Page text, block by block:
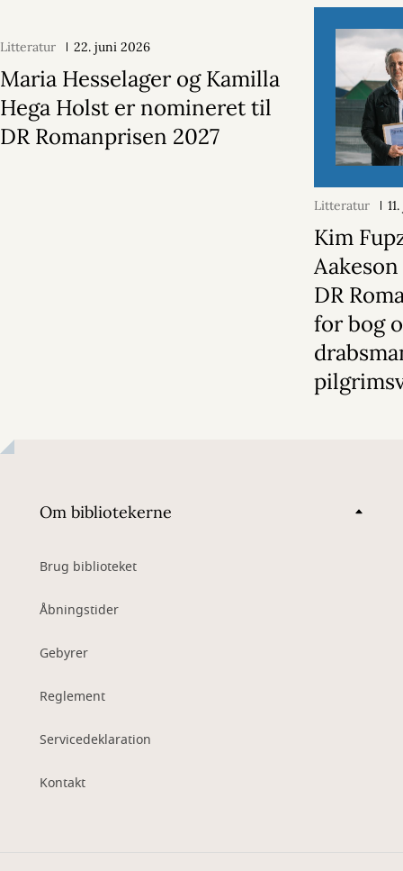
Litteratur 22. juni 2026
Maria Hesselager og Kamilla
Hega Holst er nomineret til
DR Romanprisen 2027
Litteratur
Kim
DR
for bog
Om bibliotekerne
Brug biblioteket
Åbningstider
Gebyrer
Reglement
Servicedeklaration
Kontakt